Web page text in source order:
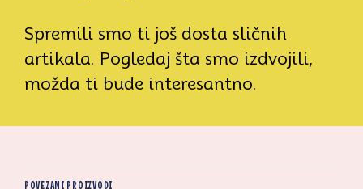
Spremili smo ti još dosta sličnih
artikala. Pogledaj šta smo izdvojili,
možda ti bude interesantno.
POVEZANI PROIZVODI